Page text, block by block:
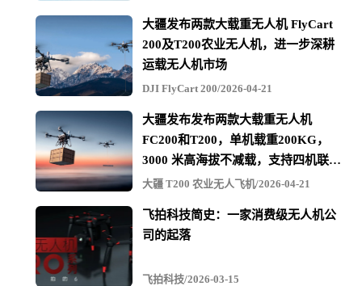
大疆发布两款大载重无人机 FlyCart
200及T200农业无人机，进一步深耕
运载无人机市场
DJI FlyCart 200/2026-04-21
大疆发布发布两款大载重无人机
FC200和T200，单机载重200KG，
3000 米高海拔不减载，支持四机联吊
最多600KG
大疆 T200 农业无人飞机/2026-04-21
飞拍科技简史：一家消费级无人机公
司的起落
飞拍科技/2026-03-15